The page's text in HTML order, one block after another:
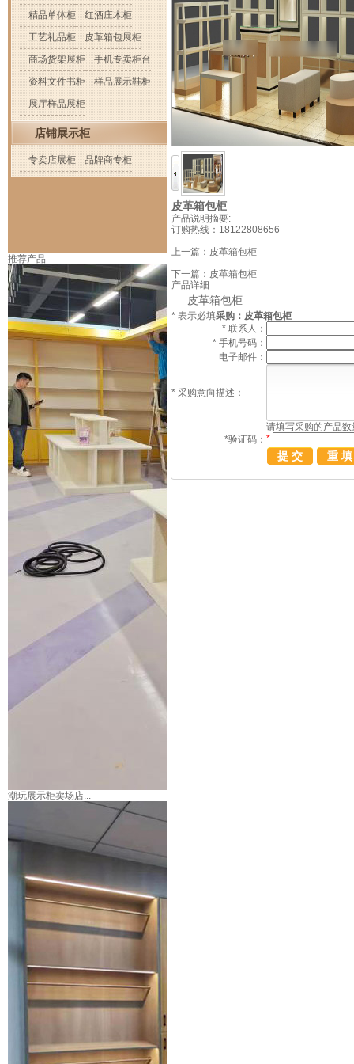
精品单体柜
红酒庄木柜
工艺礼品柜
皮革箱包展柜
商场货架展柜
手机专卖柜台
资料文件书柜
样品展示鞋柜
展厅样品展柜
店铺展示柜
专卖店展柜 品牌商专柜
推荐产品
潮玩展示柜卖场店...
皮革箱包柜
产品说明摘要:
订购热线： 18122808656
上一篇： 皮革箱包柜
下一篇： 皮革箱包柜
产品详细
皮革箱包柜
* 表示必填采购：皮革箱包柜
* 联系人：
* 手机号码：
电子邮件：
* 采购意向描述：
请填写采购的产品数
*验证码： *